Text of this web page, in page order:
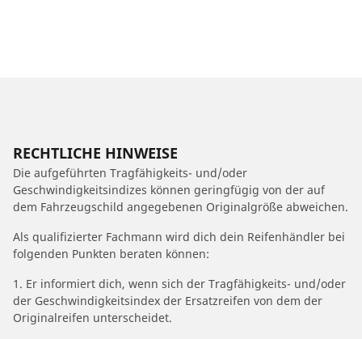
RECHTLICHE HINWEISE
Die aufgeführten Tragfähigkeits- und/oder
Geschwindigkeitsindizes können geringfügig von der auf
dem Fahrzeugschild angegebenen Originalgröße abweichen.
Als qualifizierter Fachmann wird dich dein Reifenhändler bei
folgenden Punkten beraten können:
1. Er informiert dich, wenn sich der Tragfähigkeits- und/oder
der Geschwindigkeitsindex der Ersatzreifen von dem der
Originalreifen unterscheidet.